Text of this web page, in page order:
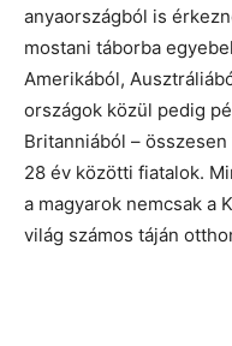
anyaországból is
mostani táborba
Amerikából,
országok közül pedig
Britanniából –
28 év közötti fiatalok.
a magyarok nemcsak a
világ számos táján